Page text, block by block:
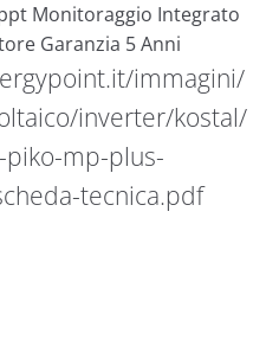
Monitoraggio Integrato
Garanzia 5 Anni
immagini/
inverter/kostal/
mp-plus-
tecnica.pdf